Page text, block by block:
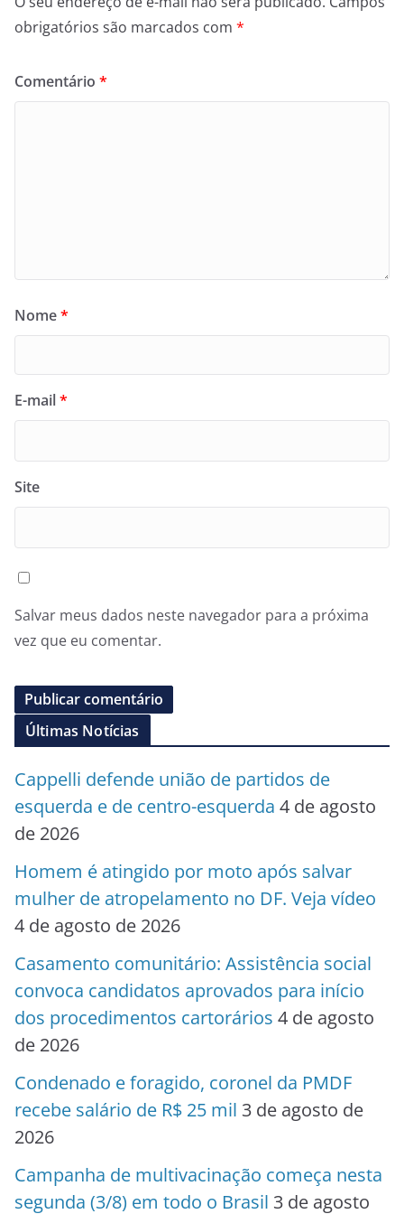
obrigatórios são marcados com *
Comentário *
Nome*
E-mail*
Site
Salvar meus dados neste navegador para a próxima
vez que eu comentar.
Últimas Notícias
Cappelli defende união de partidos de
esquerda e de centro-esquerda 4 de agosto
de 2026
Homem é atingido por moto após salvar
mulher de atropelamento no DF. Veja vídeo
4 de agosto de 2026
Casamento comunitário: Assistência social
convoca candidatos aprovados para início
dos procedimentos cartorários 4 de agosto
de 2026
Condenado e foragido, coronel da PMDF
recebe salário de R$ 25 mil 3 de agosto de
2026
Campanha de multivacinação começa nesta
segunda (3/8) em todo o Brasil 3 de agosto